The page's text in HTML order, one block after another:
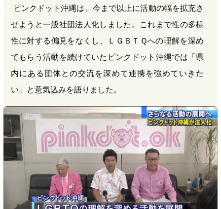
ピンクドット沖縄は、今まで以上に活動の幅を拡充さ
せようと一般社団法人化しました。これまで性の多様
性に対する偏見をなくし、ＬＧＢＴＱへの理解を深め
てもらう活動を続けていたピンクドット沖縄では「県
内にある団体との交流を深めて連携を強めていきた
い」と意気込みを語りました。